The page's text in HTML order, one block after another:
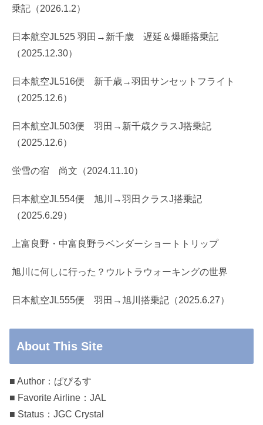
乗記（2026.1.2）
日本航空JL525 羽田→新千歳 遅延＆爆睡搭乗記
（2025.12.30）
日本航空JL516便 新千歳→羽田サンセットフライト
（2025.12.6）
日本航空JL503便 羽田→新千歳クラスJ搭乗記
（2025.12.6）
蛍雪の宿 尚文（2024.11.10）
日本航空JL554便 旭川→羽田クラスJ搭乗記
（2025.6.29）
上富良野・中富良野ラベンダーショートトリップ
旭川に何しに行った？ウルトラウォーキングの世界
日本航空JL555便 羽田→旭川搭乗記（2025.6.27）
About This Site
■ Author：ぱぴるす
■ Favorite Airline：JAL
■ Status：JGC Crystal